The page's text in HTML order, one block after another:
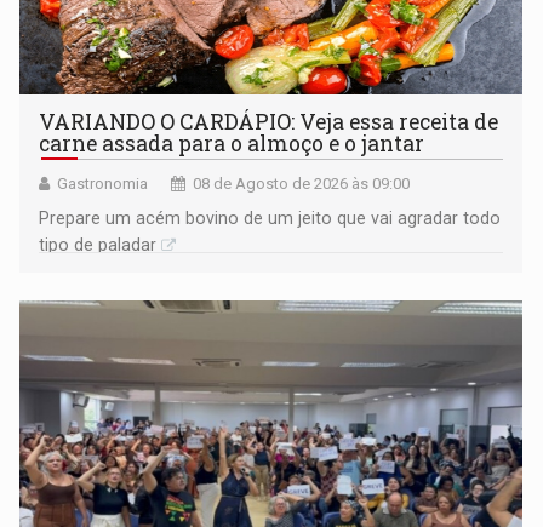
VARIANDO O CARDÁPIO: Veja essa receita de
carne assada para o almoço e o jantar
Gastronomia 08 de Agosto de 2026 às 09:00
Prepare um acém bovino de um jeito que vai agradar todo
tipo de paladar